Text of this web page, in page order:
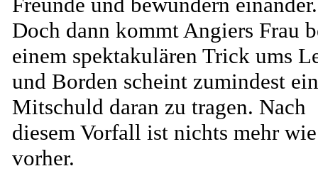
Doch dann kommt Angiers Frau
einem spektakulären Trick ums
und Borden scheint zumindest
Mitschuld daran zu tragen. Nach
diesem Vorfall ist nichts mehr wie
vorher.